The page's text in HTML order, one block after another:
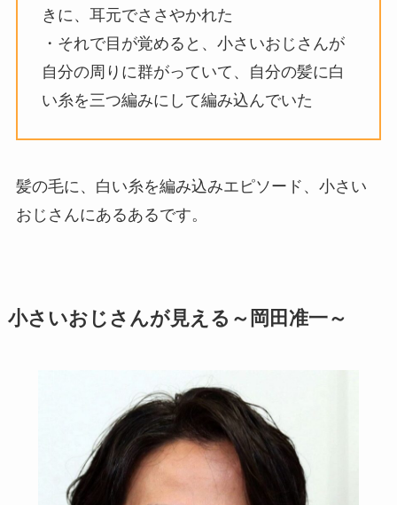
きに、耳元でささやかれた
・それで目が覚めると、小さいおじさんが
自分の周りに群がっていて、自分の髪に白
い糸を三つ編みにして編み込んでいた
髪の毛に、白い糸を編み込みエピソード、小さい
おじさんにあるあるです。
小さいおじさんが見える～岡田准一～